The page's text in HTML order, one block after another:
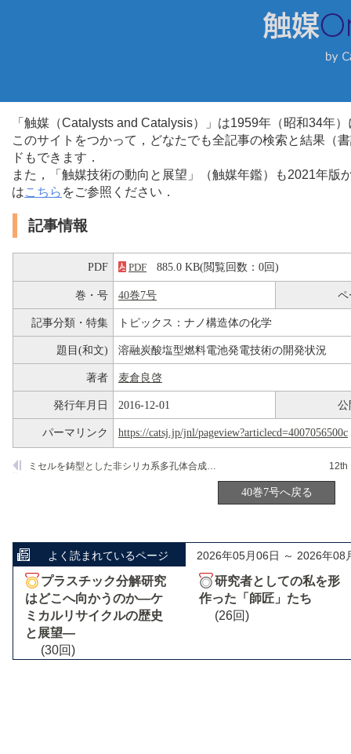
「触媒（Catalysts and Catalysis）」は1959年（昭和34年
このサイトをつかって，どなたでも全記事の検索と結果（
ドもできます．
また，「触媒技術の動向と展望」（触媒年鑑）も2021年
はこちら をご参照ください．
記事情報
PDF PDF 885.0 KB(閲覧回数：0回)
巻・号 40巻7号 ペ
記事分類・特集 トピックス：ナノ構造体の化学
題目(和文) 溶融炭酸塩型燃料電池発電技術の開発状況
著者 麦倉良啓
発行年月日 2016-12-01 公
パーマリンク https://catsj.jp/jnl/pageview?articlecd=4007056500c
ミセルを鋳型とした非シリカ系多孔体合成の展開
40巻7号へ戻る
よく読まれているページ 2026年05月06日 ～ 2026年08
プラスチック分解研究
はどこへ向かうのか―ケ
ミカルリサイクルの歴史
と展望―
(30回)
研究者としての私を形
作った「師匠」たち
(26回)